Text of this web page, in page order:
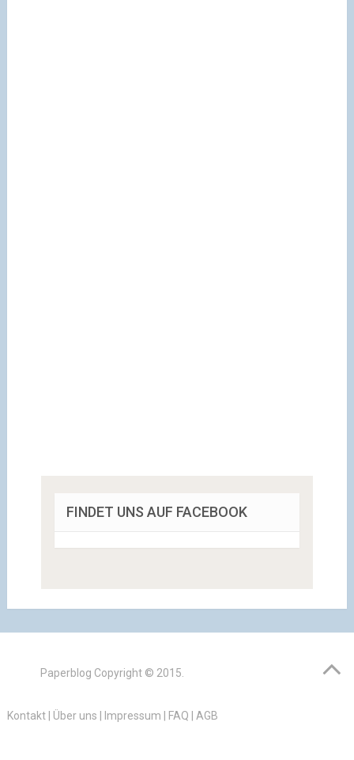
FINDET UNS AUF FACEBOOK
Paperblog Copyright © 2015.
Kontakt| Über uns Impressum FAQ AGB